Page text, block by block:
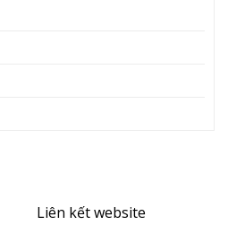
Liên kết website